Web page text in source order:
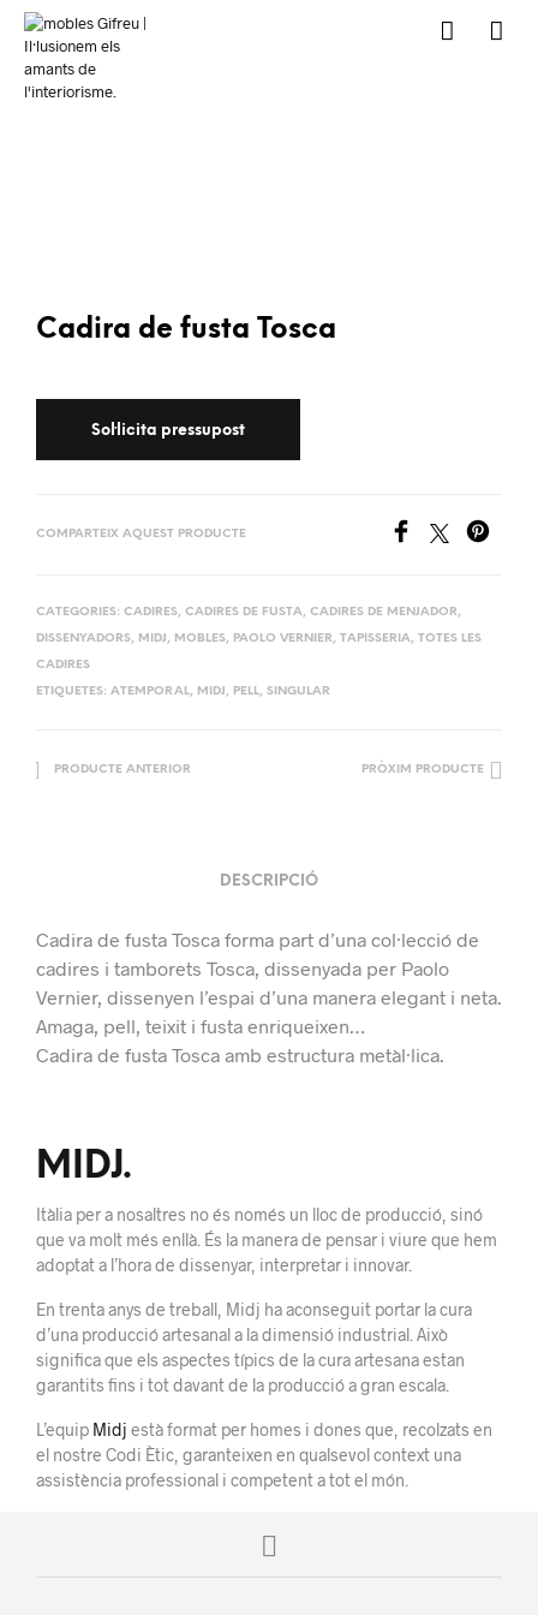
Cadira de fusta Tosca
COMPARTEIX AQUEST PRODUCTE
CATEGORIES: CADIRES, CADIRES DE FUSTA, CADIRES DE MENJADOR,
DISSENYADORS, MIDJ, MOBLES, PAOLO VERNIER, TAPISSERIA, TOTES LES
CADIRES
ETIQUETES: ATEMPORAL, MIDJ, PELL, SINGULAR
PRODUCTE ANTERIOR PRÒXIM PRODUCTE
DESCRIPCIÓ
Cadira de fusta Tosca forma part d’una col·lecció de
cadires i tamborets Tosca, dissenyada per Paolo
Vernier, dissenyen l’espai d’una manera elegant i neta.
Amaga, pell, teixit i fusta enriqueixen…
Cadira de fusta Tosca amb estructura metàl·lica.
MIDJ.
Itàlia per a nosaltres no és només un lloc de producció, sinó
que va molt més enllà. És la manera de pensar i viure que hem
adoptat a l’hora de dissenyar, interpretar i innovar.
En trenta anys de treball, Midj ha aconseguit portar la cura
d’una producció artesanal a la dimensió industrial. Això
significa que els aspectes típics de la cura artesana estan
garantits fins i tot davant de la producció a gran escala.
L’equip Midj està format per homes i dones que, recolzats en
el nostre Codi Ètic, garanteixen en qualsevol context una
assistència professional i competent a tot el món.